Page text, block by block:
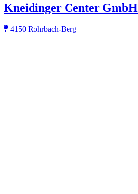
Kneidinger Center GmbH
4150 Rohrbach-Berg